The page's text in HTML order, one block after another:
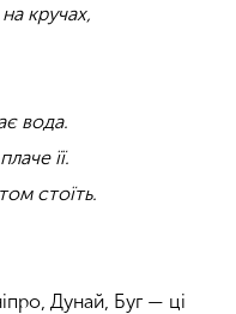
кручах,
вода.
її.
стоїть.
Дунай, Буг — ці